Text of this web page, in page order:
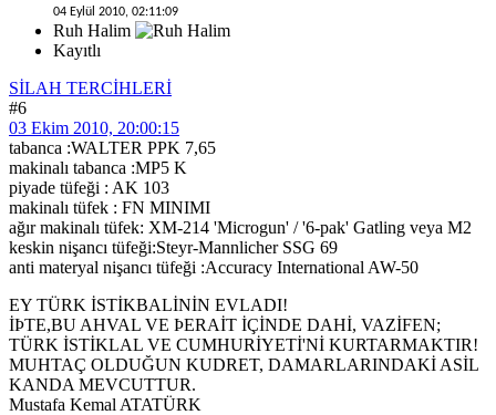
04 Eylül 2010, 02:11:09
Ruh Halim
Kayıtlı
SİLAH TERCİHLERİ
#6
03 Ekim 2010, 20:00:15
tabanca :WALTER PPK 7,65
makinalı tabanca :MP5 K
piyade tüfeği : AK 103
makinalı tüfek : FN MINIMI
ağır makinalı tüfek: XM-214 'Microgun' / '6-pak' Gatling veya M2
keskin nişancı tüfeği:Steyr-Mannlicher SSG 69
anti materyal nişancı tüfeği :Accuracy International AW-50
EY TÜRK İSTİKBALİNİN EVLADI!
İÞTE,BU AHVAL VE ÞERAİT İÇİNDE DAHİ, VAZİFEN;
TÜRK İSTİKLAL VE CUMHURİYETİ'Nİ KURTARMAKTIR!
MUHTAÇ OLDUĞUN KUDRET, DAMARLARINDAKİ ASİL
KANDA MEVCUTTUR.
Mustafa Kemal ATATÜRK